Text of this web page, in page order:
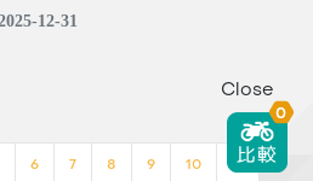
12-31
6 7 8 9 10 >>
Close
0